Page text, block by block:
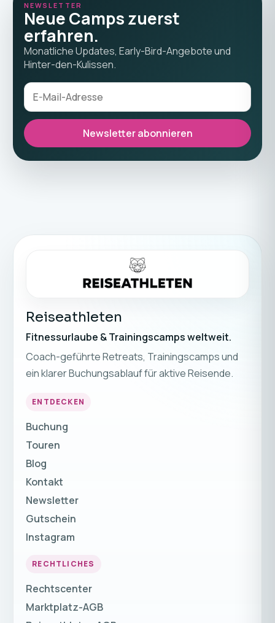
NEWSLETTER
Neue Camps zuerst
erfahren.
Monatliche Updates, Early-Bird-Angebote und
Hinter-den-Kulissen.
Newsletter abonnieren
Reiseathleten
Fitnessurlaube & Trainingscamps weltweit.
Coach-geführte Retreats, Trainingscamps und
ein klarer Buchungsablauf für aktive Reisende.
ENTDECKEN
Buchung
Touren
Blog
Kontakt
Newsletter
Gutschein
Instagram
RECHTLICHES
Rechtscenter
Marktplatz-AGB